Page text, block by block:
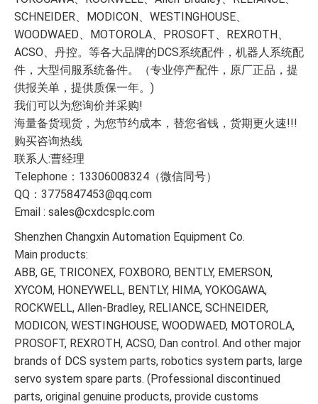
SCHNEIDER、MODICON、WESTINGHOUSE、
WOODWAED、MOTOROLA、PROSOFT、REXROTH、
ACSO、丹控。等各大品牌的DCS系统配件，机器人系统配
件，大型伺服系统备件。（专业停产配件，原厂正品，提
供报关单，提供质保一年。)
我们可以为您询价并采购!
海量备货现货，为您节约成本，替您省钱，货期更火速!!!
购买咨询热线
联系人:曹经理
Telephone：13306008324（微信同号）
QQ：3775847453@qq.com
Email : sales@cxdcsplc.com
Shenzhen Changxin Automation Equipment Co.
Main products:
ABB, GE, TRICONEX, FOXBORO, BENTLY, EMERSON,
XYCOM, HONEYWELL, BENTLY, HIMA, YOKOGAWA,
ROCKWELL, Allen-Bradley, RELIANCE, SCHNEIDER,
MODICON, WESTINGHOUSE, WOODWAED, MOTOROLA,
PROSOFT, REXROTH, ACSO, Dan control. And other major
brands of DCS system parts, robotics system parts, large
servo system spare parts. (Professional discontinued
parts, original genuine products, provide customs